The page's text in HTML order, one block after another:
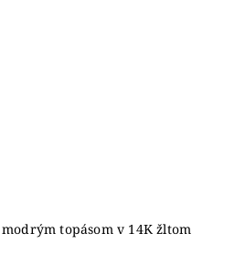
topásom v 14K žltom